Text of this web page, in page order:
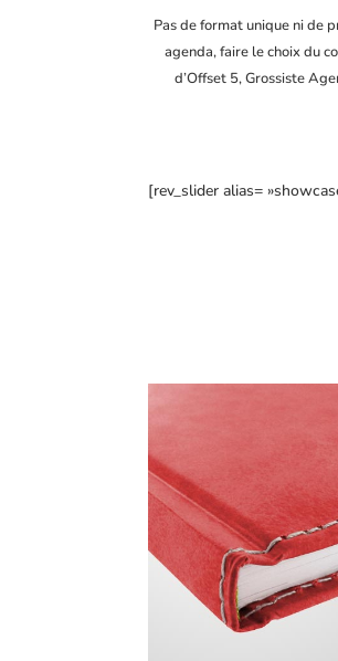
Pas de format unique ni de
agenda, faire le choix du
d’Offset 5, Grossiste
[rev_slider alias=